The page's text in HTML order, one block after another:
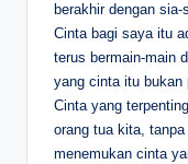
berakhir dengan
Cinta bagi saya itu
terus bermain-main
yang cinta itu bukan
Cinta yang
orang tua kita,
menemukan cinta